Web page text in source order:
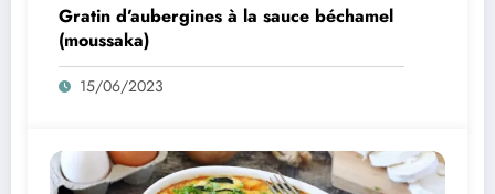
Gratin d’aubergines à la sauce béchamel
(moussaka)
15/06/2023